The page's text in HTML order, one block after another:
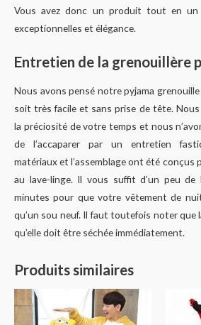
Vous avez donc un produit tout en un
exceptionnelles et élégance.
Entretien de la grenouillère
Nous avons pensé notre pyjama
soit très facile et sans prise de tête.
la préciosité de votre temps et nous
de l’accaparer par un entretien
matériaux et l’assemblage ont été conçus
au lave-linge. Il vous suffit d’un peu de
minutes pour que votre vêtement de
qu’un sou neuf. Il faut toutefois noter que
qu’elle doit être séchée immédiatement.
Produits similaires